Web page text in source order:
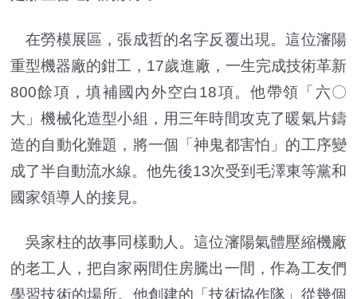
在勞模展區，張成哲的名字反覆出現。這位瀋陽
重型機器廠的鉗工，17歲進廠，一生完成技術革新
800餘項，填補國內外空白18項。他帶領「六〇
大」機械化造型小組，用三年時間攻克了暖氣片鑄
造的自動化難題，將一個「神鬼都害怕」的工序變
成了半自動流水線。他先後13次受到毛澤東等黨和
國家領導人的接見。
吳家柱的故事同樣動人。這位瀋陽氣體壓縮機廠
的老工人，把自家兩間住房騰出一間，作為工友們
學習技術的場所。他創建的「技術協作隊」從幾個